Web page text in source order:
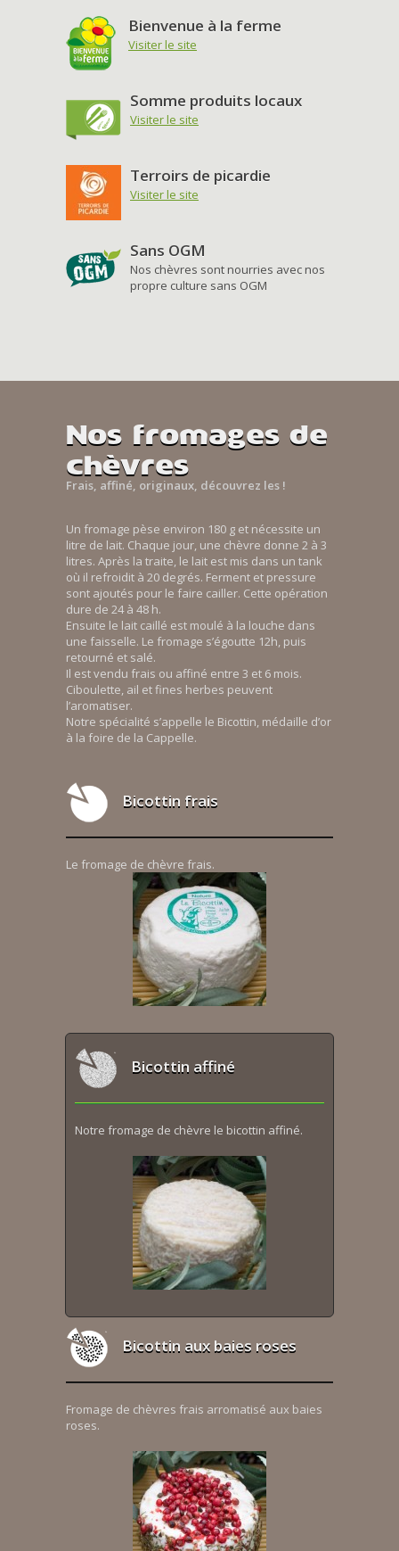
Bienvenue à la ferme
Visiter le site
Somme produits locaux
Visiter le site
Terroirs de picardie
Visiter le site
Sans OGM
Nos chèvres sont nourries avec nos
propre culture sans OGM
Nos fromages de
chèvres
Frais, affiné, originaux, découvrez les !
Un fromage pèse environ 180 g et nécessite un
litre de lait. Chaque jour, une chèvre donne 2 à 3
litres. Après la traite, le lait est mis dans un tank
où il refroidit à 20 degrés. Ferment et pressure
sont ajoutés pour le faire cailler. Cette opération
dure de 24 à 48 h.
Ensuite le lait caillé est moulé à la louche dans
une faisselle. Le fromage s’égoutte 12h, puis
retourné et salé.
Il est vendu frais ou affiné entre 3 et 6 mois.
Ciboulette, ail et fines herbes peuvent
l’aromatiser.
Notre spécialité s’appelle le Bicottin, médaille d’or
à la foire de la Cappelle.
Bicottin frais
Le fromage de chèvre frais.
Bicottin affiné
Notre fromage de chèvre le bicottin affiné.
Bicottin aux baies roses
Fromage de chèvres frais arromatisé aux baies
roses.